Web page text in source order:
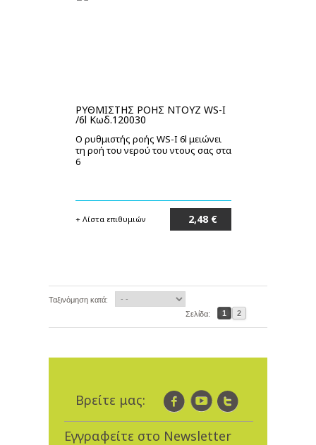
ΡΥΘΜΙΣΤΗΣ ΡΟΗΣ ΝΤΟΥΖ WS-I
/6l Κωδ.120030
Ο ρυθμιστής ροής WS-I 6l μειώνει
τη ροή του νερού του ντους σας στα
6
+ Λίστα επιθυμιών 2,48 €
Ταξινόμηση κατά:
Σελίδα:
1 2
Βρείτε μας:
Εγγραφείτε στο Newsletter